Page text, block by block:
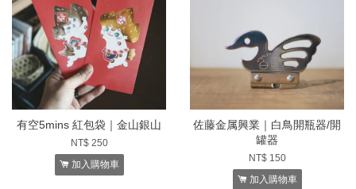
有空5mins 紅包袋｜金山銀山
NT$ 250
加入購物車
佐藤金属興業｜白鳥開瓶器/開
罐器
NT$ 150
加入購物車